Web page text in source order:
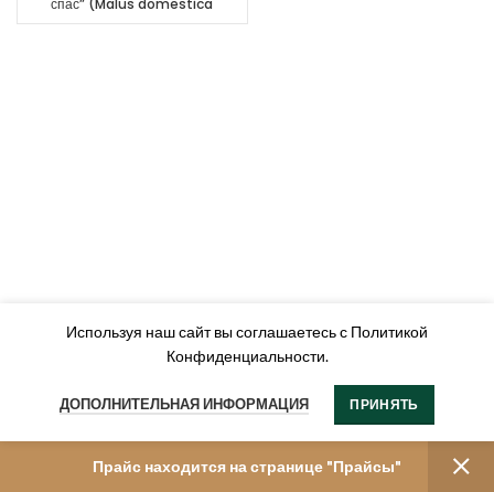
“Yablochnyi spas”)
Прайс находится на странице "Прайсы"
Используя наш сайт вы соглашаетесь с Политикой
Конфиденциальности.
ДОПОЛНИТЕЛЬНАЯ ИНФОРМАЦИЯ ПРИНЯТЬ